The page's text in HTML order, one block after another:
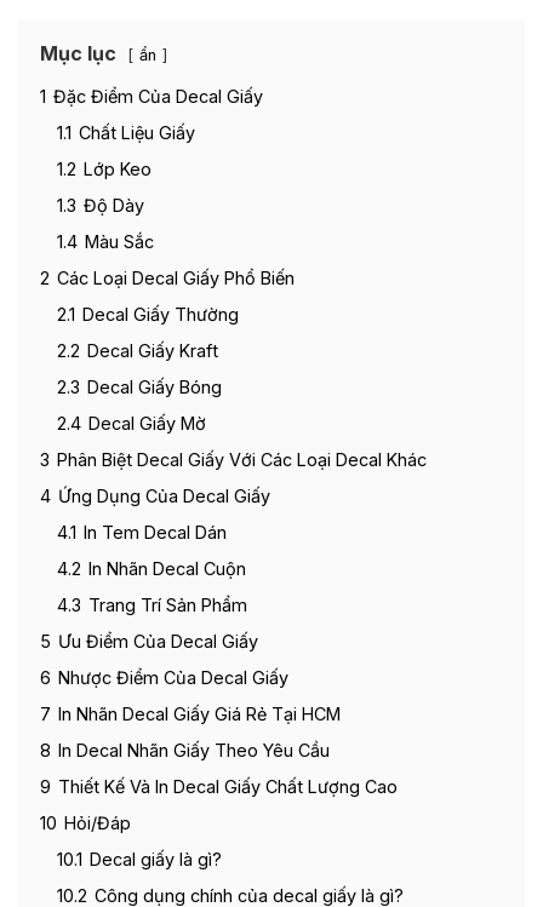
Mục lục ẩn
1 Đặc Điểm Của Decal Giấy
1.1 Chất Liệu Giấy
1.2 Lớp Keo
1.3 Độ Dày
1.4 Màu Sắc
2 Các Loại Decal Giấy Phổ Biến
2.1 Decal Giấy Thường
2.2 Decal Giấy Kraft
2.3 Decal Giấy Bóng
2.4 Decal Giấy Mờ
3 Phân Biệt Decal Giấy Với Các Loại Decal Khác
4 Ứng Dụng Của Decal Giấy
4.1 In Tem Decal Dán
4.2 In Nhãn Decal Cuộn
4.3 Trang Trí Sản Phẩm
5 Ưu Điểm Của Decal Giấy
6 Nhược Điểm Của Decal Giấy
7 In Nhãn Decal Giấy Giá Rẻ Tại HCM
8 In Decal Nhãn Giấy Theo Yêu Cầu
9 Thiết Kế Và In Decal Giấy Chất Lượng Cao
10 Hỏi/Đáp
10.1 Decal giấy là gì?
10.2 Công dụng chính của decal giấy là gì?